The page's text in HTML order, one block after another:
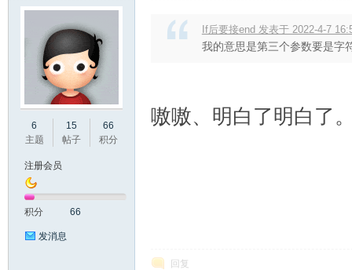
6
主题
15
帖子
66
积分
注册会员
积分 66
发消息
If后要接end 发表于 2022-4-7
我的意思是第三个参数要是字
嗷嗷、明白了明白了
回复